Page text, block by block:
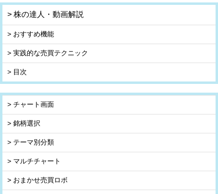
> 株の達人・動画解説
> おすすめ機能
> 実践的な売買テクニック
> 目次
> チャート画面
> 銘柄選択
> テーマ別分類
> マルチチャート
> おまかせ売買ロボ